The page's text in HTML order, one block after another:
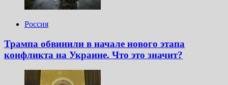
Россия
Трампа обвинили в начале нового этапа
конфликта на Украине. Что это значит?